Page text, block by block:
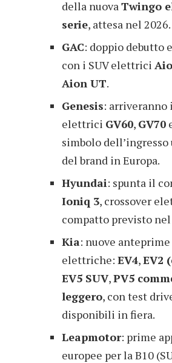
della nuovaTwingo
serie, attesa nel 2026.
GAC: doppio debutto
con i SUV elettrici
Aion UT.
Genesis: arriveranno
elettrici GV60, GV70
simbolo
del brand in Europa.
Hyundai: spunta il
Ioniq 3, crossover
compatto previsto nel
Kia: nuove anteprime
elettriche: EV4,EV2
EV5 SUV,PV5
leggero, con test
disponibili in fiera.
Leapmotor: prime
europee per la B10